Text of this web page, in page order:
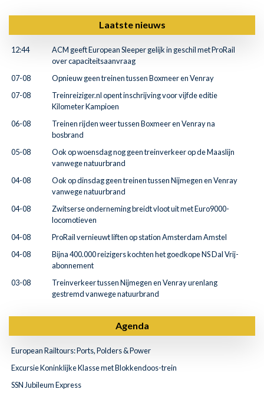
Laatste nieuws
12:44
ACM geeft European Sleeper gelijk in geschil met ProRail
over capaciteitsaanvraag
07-08
Opnieuw geen treinen tussen Boxmeer en Venray
07-08
Treinreiziger.nl opent inschrijving voor vijfde editie
Kilometer Kampioen
06-08
Treinen rijden weer tussen Boxmeer en Venray na
bosbrand
05-08
Ook op woensdag nog geen treinverkeer op de Maaslijn
vanwege natuurbrand
04-08
Ook op dinsdag geen treinen tussen Nijmegen en Venray
vanwege natuurbrand
04-08
Zwitserse onderneming breidt vloot uit met Euro9000-
locomotieven
04-08
ProRail vernieuwt liften op station Amsterdam Amstel
04-08
Bijna 400.000 reizigers kochten het goedkope NS Dal Vrij-
abonnement
03-08
Treinverkeer tussen Nijmegen en Venray urenlang
gestremd vanwege natuurbrand
Agenda
European Railtours: Ports, Polders & Power
Excursie Koninklijke Klasse met Blokkendoos-trein
SSN Jubileum Express